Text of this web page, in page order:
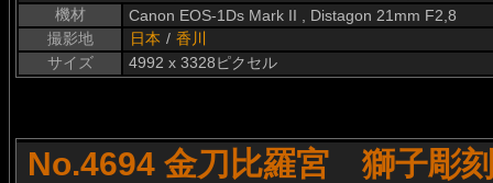
機材
Canon EOS-1Ds Mark II , Distagon 21mm F2,8
撮影地
日本 / 香川
サイズ
4992 x 3328ピクセル
No.4694 金刀比羅宮 獅子彫刻